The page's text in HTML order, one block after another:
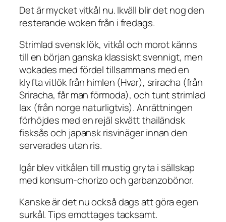
Det är mycket vitkål nu. Ikväll blir det nog den
resterande woken från i fredags.
Strimlad svensk lök, vitkål och morot känns
till en början ganska klassiskt svennigt, men
wokades med fördel tillsammans med en
klyfta vitlök från himlen (Hvar), sriracha (från
Sriracha, får man förmoda), och tunt strimlad
lax (från norge naturligtvis). Anrättningen
förhöjdes med en rejäl skvätt thailändsk
fisksås och japansk risvinäger innan den
serverades utan ris.
Igår blev vitkålen till mustig gryta i sällskap
med konsum-chorizo och garbanzobönor.
Kanske är det nu också dags att göra egen
surkål. Tips emottages tacksamt.